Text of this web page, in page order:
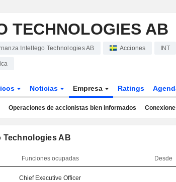
TECHNOLOGIES AB
Intellego Technologies AB Acciones INT
Noticias Empresa Ratings
Operaciones de accionistas bien informados
Technologies AB
Funciones ocupadas Desde
Chief Executive Officer